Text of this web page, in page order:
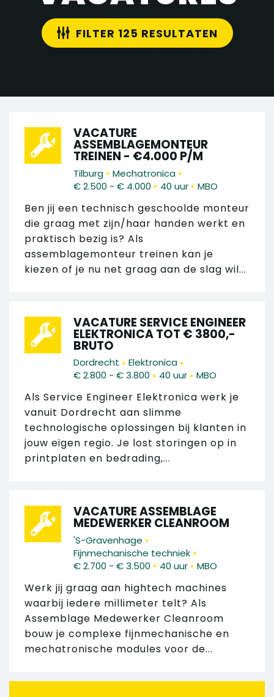
FILTER 125 RESULTATEN
VACATURE
ASSEMBLAGEMONTEUR
TREINEN - €4.000 P/M
Tilburg • Mechatronica •
€ 2.500 - € 4.000 • 40 uur • MBO
Ben jij een technisch geschoolde monteur
die graag met zijn/haar handen werkt en
praktisch bezig is? Als
assemblagemonteur treinen kan je
kiezen of je nu net graag aan de slag wil...
VACATURE SERVICE ENGINEER
ELEKTRONICA TOT € 3800,-
BRUTO
Dordrecht • Elektronica •
€ 2.800 - € 3.800 • 40 uur • MBO
Als Service Engineer Elektronica werk je
vanuit Dordrecht aan slimme
technologische oplossingen bij klanten in
jouw eigen regio. Je lost storingen op in
printplaten en bedrading,...
VACATURE ASSEMBLAGE
MEDEWERKER CLEANROOM
'S-Gravenhage •
Fijnmechanische techniek •
€ 2.700 - € 3.500 • 40 uur • MBO
Werk jij graag aan hightech machines
waarbij iedere millimeter telt? Als
Assemblage Medewerker Cleanroom
bouw je complexe fijnmechanische en
mechatronische modules voor de...